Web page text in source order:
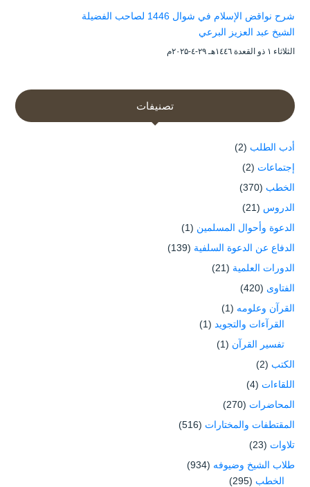
شرح نواقض الإسلام في شوال 1446 لصاحب الفضيلة
الشيخ عبد العزيز البرعي
الثلاثاء ۱ ذو القعدة ۱٤٤٦هـ ۲۹-٤-۲۰۲۵م
تصنيفات
أدب الطلب (2)
إجتماعات (2)
الخطب (370)
الدروس (21)
الدعوة وأحوال المسلمين (1)
الدفاع عن الدعوة السلفية (139)
الدورات العلمية (21)
الفتاوى (420)
القرآن وعلومه (1)
القرآءات والتجويد (1)
تفسير القرآن (1)
الكتب (2)
اللقاءات (4)
المحاضرات (270)
المقتطفات والمختارات (516)
تلاوات (23)
طلاب الشيخ وضيوفه (934)
الخطب (295)